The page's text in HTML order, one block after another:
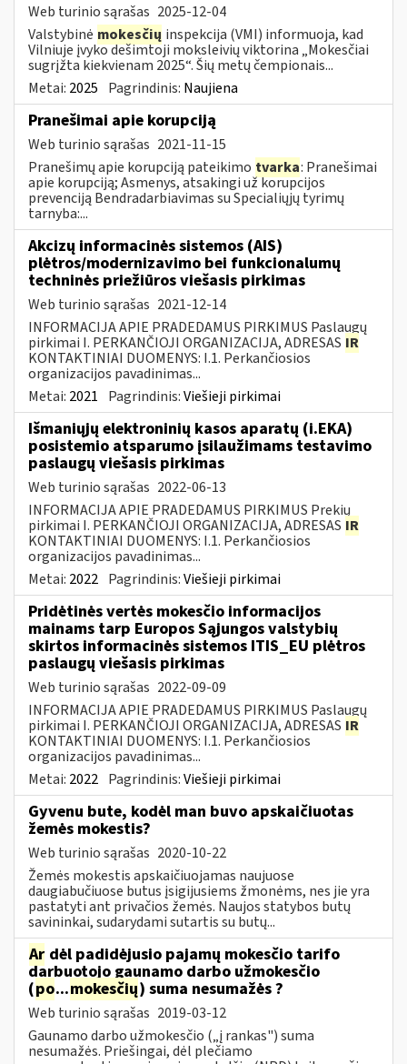
Web turinio sąrašas 2025-12-04
Valstybinė mokesčių inspekcija (VMI) informuoja, kad
Vilniuje įvyko dešimtoji moksleivių viktorina „Mokesčiai
sugrįžta kiekvienam 2025“. Šių metų čempionais...
Metai: 2025 Pagrindinis: Naujiena
Pranešimai apie korupciją
Web turinio sąrašas 2021-11-15
Pranešimų apie korupciją pateikimo tvarka: Pranešimai
apie korupciją; Asmenys, atsakingi už korupcijos
prevenciją Bendradarbiavimas su Specialiųjų tyrimų
tarnyba:...
Akcizų informacinės sistemos (AIS)
plėtros/modernizavimo bei funkcionalumų
techninės priežiūros viešasis pirkimas
Web turinio sąrašas 2021-12-14
INFORMACIJA APIE PRADEDAMUS PIRKIMUS Paslaugų
pirkimai I. PERKANČIOJI ORGANIZACIJA, ADRESAS IR
KONTAKTINIAI DUOMENYS: I.1. Perkančiosios
organizacijos pavadinimas...
Metai: 2021 Pagrindinis:Viešieji pirkimai
Išmaniųjų elektroninių kasos aparatų (i.EKA)
posistemio atsparumo įsilaužimams testavimo
paslaugų viešasis pirkimas
Web turinio sąrašas 2022-06-13
INFORMACIJA APIE PRADEDAMUS PIRKIMUS Prekių
pirkimai I. PERKANČIOJI ORGANIZACIJA, ADRESAS IR
KONTAKTINIAI DUOMENYS: I.1. Perkančiosios
organizacijos pavadinimas...
Metai: 2022 Pagrindinis:Viešieji pirkimai
Pridėtinės vertės mokesčio informacijos
mainams tarp Europos Sąjungos valstybių
skirtos informacinės sistemos ITIS_EU plėtros
paslaugų viešasis pirkimas
Web turinio sąrašas 2022-09-09
INFORMACIJA APIE PRADEDAMUS PIRKIMUS Paslaugų
pirkimai I. PERKANČIOJI ORGANIZACIJA, ADRESAS IR
KONTAKTINIAI DUOMENYS: I.1. Perkančiosios
organizacijos pavadinimas...
Metai: 2022 Pagrindinis:Viešieji pirkimai
Gyvenu bute, kodėl man buvo apskaičiuotas
žemės mokestis?
Web turinio sąrašas 2020-10-22
Žemės mokestis apskaičiuojamas naujuose
daugiabučiuose butus įsigijusiems žmonėms, nes jie yra
pastatyti ant privačios žemės. Naujos statybos butų
savininkai, sudarydami sutartis su butų...
Ar dėl padidėjusio pajamų mokesčio tarifo
darbuotojo gaunamo darbo užmokesčio
(po...mokesčių) suma nesumažės ?
Web turinio sąrašas 2019-03-12
Gaunamo darbo užmokesčio („į rankas") suma
nesumažės. Priešingai, dėl plečiamo